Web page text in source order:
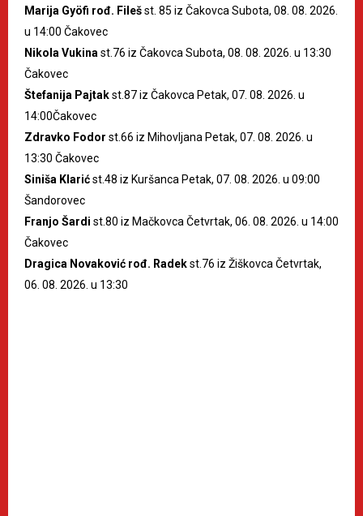
Marija Gyöfi rođ. Filešst. 85 iz Čakovca Subota, 08. 08. 2026.
u 14:00 Čakovec
Nikola Vukinast.76 iz Čakovca Subota, 08. 08. 2026. u 13:30
Čakovec
Štefanija Pajtakst.87 iz Čakovca Petak, 07. 08. 2026. u
14:00Čakovec
Zdravko Fodor st.66 iz Mihovljana Petak, 07. 08. 2026. u
13:30 Čakovec
Siniša Klarićst.48 iz Kuršanca Petak, 07. 08. 2026. u 09:00
Šandorovec
Franjo Šardi st.80 iz Mačkovca Četvrtak, 06. 08. 2026. u 14:00
Čakovec
Dragica Novaković rođ. Radekst.76 iz Žiškovca Četvrtak,
06. 08. 2026. u 13:30